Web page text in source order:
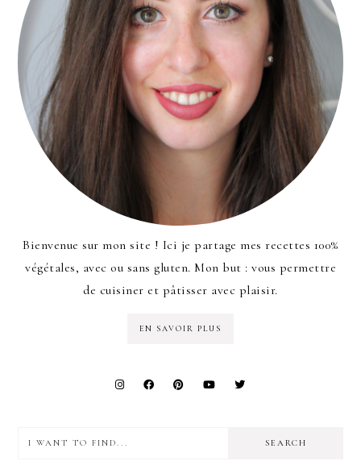
Bienvenue sur mon site ! Ici je partage mes recettes 100%
végétales, avec ou sans gluten. Mon but : vous permettre
de cuisiner et pâtisser avec plaisir.
EN SAVOIR PLUS